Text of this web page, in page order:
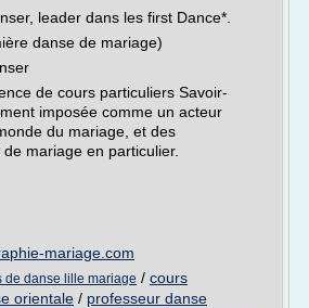
leader dans les first Dance*.
danse de mariage)
de cours particuliers Savoir-
imposée comme un acteur
du mariage, et des
mariage en particulier.
mariage.com
de danse lille mariage / cours
orientale / professeur danse